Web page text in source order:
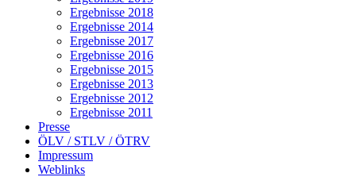
Ergebnisse 2018
Ergebnisse 2014
Ergebnisse 2017
Ergebnisse 2016
Ergebnisse 2015
Ergebnisse 2013
Ergebnisse 2012
Ergebnisse 2011
Presse
ÖLV / STLV / ÖTRV
Impressum
Weblinks